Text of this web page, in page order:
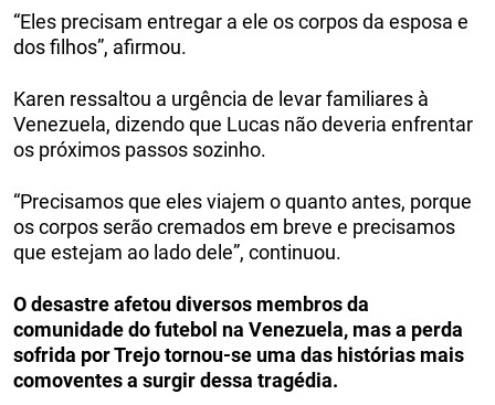
“Eles precisam entregar a ele os corpos da esposa e
dos filhos”, afirmou.
Karen ressaltou a urgência de levar familiares à
Venezuela, dizendo que Lucas não deveria enfrentar
os próximos passos sozinho.
“Precisamos que eles viajem o quanto antes, porque
os corpos serão cremados em breve e precisamos
que estejam ao lado dele”, continuou.
O desastre afetou diversos membros da
comunidade do futebol na Venezuela, mas a perda
sofrida por Trejo tornou-se uma das histórias mais
comoventes a surgir dessa tragédia.